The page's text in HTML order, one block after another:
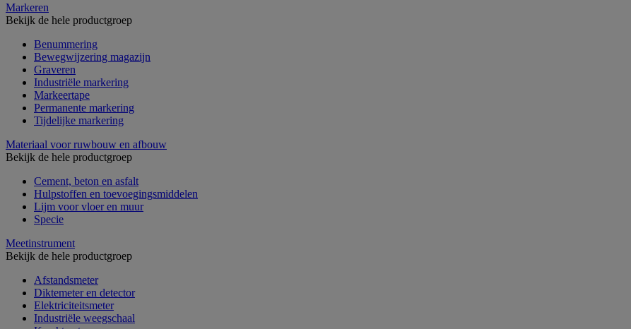
Markeren
Bekijk de hele productgroep
Benummering
Bewegwijzering magazijn
Graveren
Industriële markering
Markeertape
Permanente markering
Tijdelijke markering
Materiaal voor ruwbouw en afbouw
Bekijk de hele productgroep
Cement, beton en asfalt
Hulpstoffen en toevoegingsmiddelen
Lijm voor vloer en muur
Specie
Meetinstrument
Bekijk de hele productgroep
Afstandsmeter
Diktemeter en detector
Elektriciteitsmeter
Industriële weegschaal